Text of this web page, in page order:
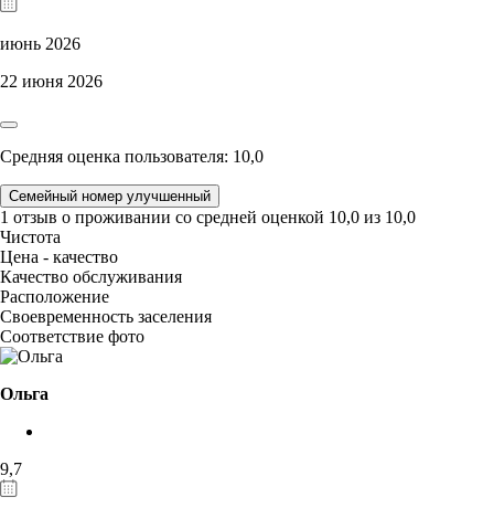
июнь 2026
22 июня 2026
Средняя оценка пользователя: 10,0
Семейный номер улучшенный
1 отзыв о проживании со средней оценкой 10,0 из 10,0
Чистота
Цена - качество
Качество обслуживания
Расположение
Своевременность заселения
Соответствие фото
Ольга
9,7